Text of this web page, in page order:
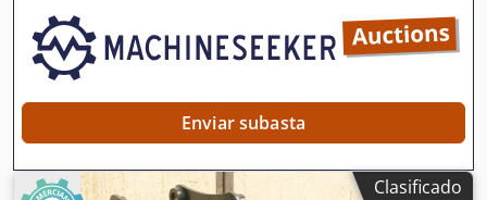
Enviar subasta
Clasificado